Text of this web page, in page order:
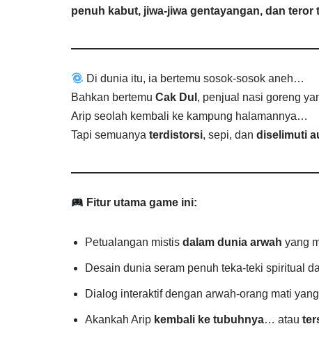
penuh kabut, jiwa-jiwa gentayangan, dan teror
Di dunia itu, ia bertemu sosok-sosok aneh…
Bahkan bertemu Cak Dul , penjual nasi goreng
Arip seolah kembali ke kampung halamannya…
Tapi semuanya terdistorsi, sepi, dan diselimuti
Fitur utama game ini:
Petualangan mistis dalam dunia arwah yang
Desain dunia seram penuh teka-teki spiritual
Dialog interaktif dengan arwah-orang mati
Akankah Arip kembali ke tubuhnya… atau